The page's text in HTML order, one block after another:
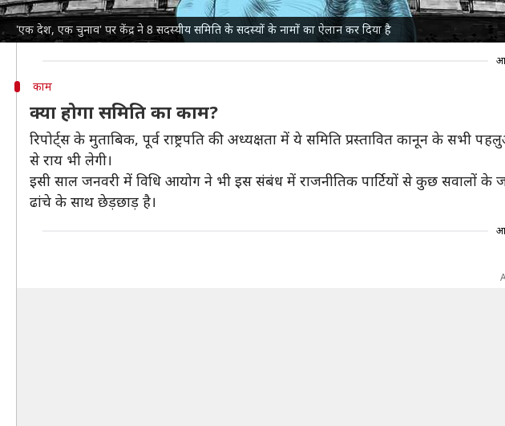
'एक देश, एक चुनाव' पर केंद्र ने 8 सदस्यीय समिति के सदस्यों के नामों का ऐलान कर दिया है
संसदीय मामलों के विशेषज्ञ सुभाष सी कश्यप, वरिष्ठ वकील हरीश साल्वे, पूर्व मुख्य
केंद्रीय कानून मंत्री भी समिति की बैठकों में हिस्सा लेंगे और विधि मंत्रालय के सचिव इस
काम
क्या होगा समिति का काम?
रिपोर्ट्स के मुताबिक, पूर्व राष्ट्रपति की अध्यक्षता में ये समिति प्रस्तावित कानून के
से राय भी लेगी।
इसी साल जनवरी में विधि आयोग ने भी इस संबंध में राजनीतिक पार्टियों से कुछ सवालों
ढांचे के साथ छेड़छाड़ है।